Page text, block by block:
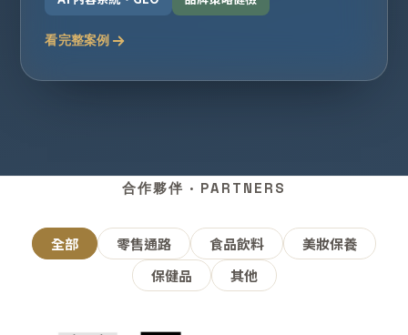
看完整案例
合作夥伴 · PARTNERS
全部 零售通路 食品飲料
美妝保養
保健品
其他